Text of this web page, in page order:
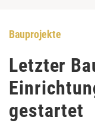
Bauprojekte
Letzter
gestartet